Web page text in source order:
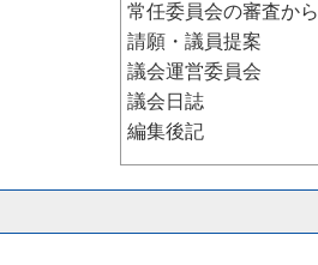
常任委員会の審査から
請願・議員提案
議会運営委員会
議会日誌
編集後記